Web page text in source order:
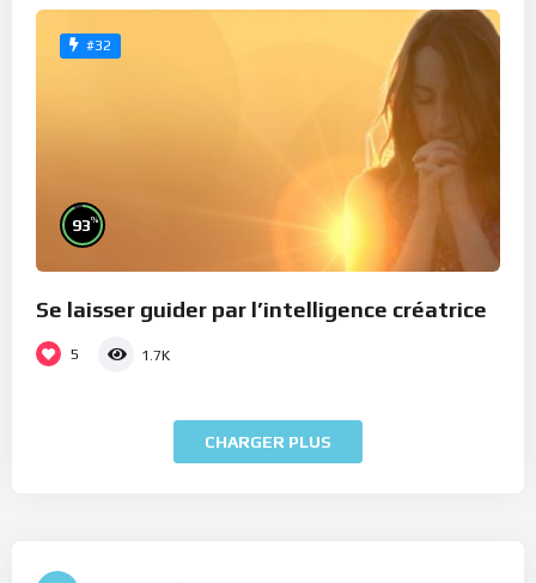
#32
93%
Se laisser guider par l’intelligence créatrice
5 1.7K
CHARGER PLUS